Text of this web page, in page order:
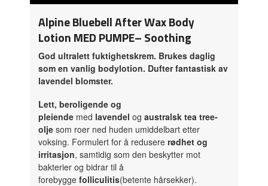
Alpine Bluebell After Wax Body
Lotion MED PUMPE– Soothing
God ultralett fuktighetskrem. Brukes daglig
som en vanlig bodylotion. Dufter fantastisk av
lavendel blomster.
Lett, beroligende og
pleiende med lavendel ogaustralsk tea tree-
olje som roer ned huden umiddelbart etter
voksing. Formulert for å redusererødhet og
irritasjon, samtidig som den beskytter mot
bakterier og bidrar til å
forebyggefolliculitis(betente hårsekker).